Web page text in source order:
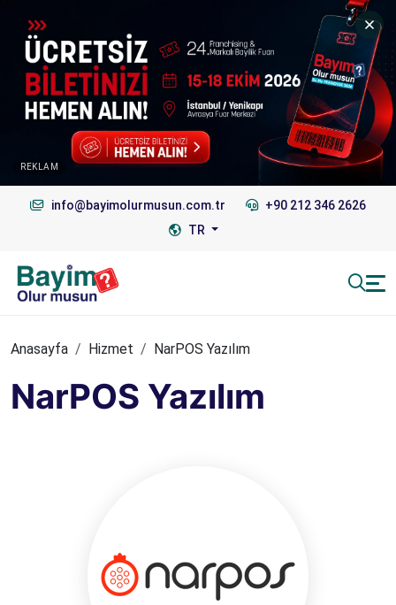
REKLAM
info@bayimolurmusun.com.tr
+90 212 346 2626
TR
Anasayfa Hizmet NarPOS Yazılım
NarPOS Yazılım